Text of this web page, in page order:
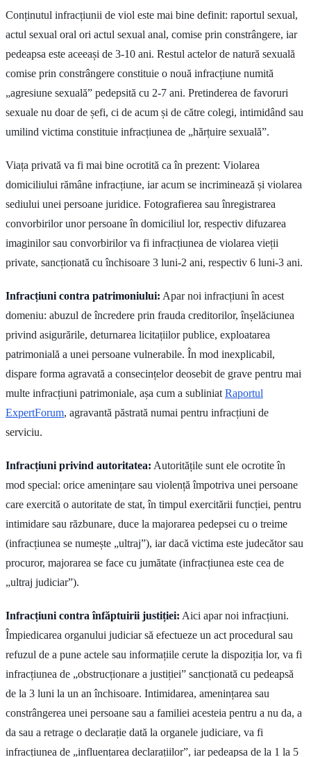
Conținutul infracțiunii de viol este mai bine definit: raportul sexual,
actul sexual oral ori actul sexual anal, comise prin constrângere, iar
pedeapsa este aceeași de 3-10 ani. Restul actelor de natură sexuală
comise prin constrângere constituie o nouă infracțiune numită
„agresiune sexuală” pedepsită cu 2-7 ani. Pretinderea de favoruri
sexuale nu doar de șefi, ci de acum și de către colegi, intimidând sau
umilind victima constituie infracțiunea de „hărțuire sexuală”.
Viața privată va fi mai bine ocrotită ca în prezent: Violarea
domiciliului rămâne infracțiune, iar acum se incriminează și violarea
sediului unei persoane juridice. Fotografierea sau înregistrarea
convorbirilor unor persoane în domiciliul lor, respectiv difuzarea
imaginilor sau convorbirilor va fi infracțiunea de violarea vieții
private, sancționată cu închisoare 3 luni-2 ani, respectiv 6 luni-3 ani.
Infracțiuni contra patrimoniului: Apar noi infracțiuni în acest
domeniu: abuzul de încredere prin frauda creditorilor, înșelăciunea
privind asigurările, deturnarea licitațiilor publice, exploatarea
patrimonială a unei persoane vulnerabile. În mod inexplicabil,
dispare forma agravată a consecințelor deosebit de grave pentru mai
multe infracțiuni patrimoniale, așa cum a subliniatRaportul
ExpertForum, agravantă păstrată numai pentru infracțiuni de
serviciu.
Infracțiuni privind autoritatea: Autoritățile sunt ele ocrotite în
mod special: orice amenințare sau violență împotriva unei persoane
care exercită o autoritate de stat, în timpul exercitării funcției, pentru
intimidare sau răzbunare, duce la majorarea pedepsei cu o treime
(infracțiunea se numește „ultraj”), iar dacă victima este judecător sau
procuror, majorarea se face cu jumătate (infracțiunea este cea de
„ultraj judiciar”).
Infracțiuni contra înfăptuirii justiției: Aici apar noi infracțiuni.
Împiedicarea organului judiciar să efectueze un act procedural sau
refuzul de a pune actele sau informațiile cerute la dispoziția lor, va fi
infracțiunea de „obstrucționare a justiției” sancționată cu pedeapsă
de la 3 luni la un an închisoare. Intimidarea, amenințarea sau
constrângerea unei persoane sau a familiei acesteia pentru a nu da, a
da sau a retrage o declarație dată la organele judiciare, va fi
infracțiunea de „influențarea declarațiilor”, iar pedeapsa de la 1 la 5